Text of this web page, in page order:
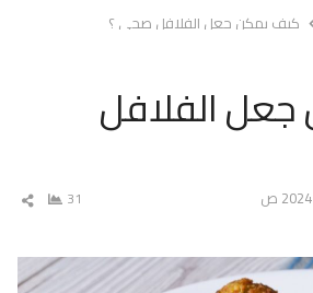
كيف يمكن جعل الفلافل صحي ؟
الفلافل
31